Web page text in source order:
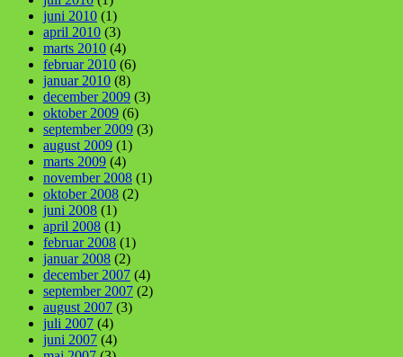
juni 2010 (1)
april 2010 (3)
marts 2010 (4)
februar 2010 (6)
januar 2010 (8)
december 2009 (3)
oktober 2009 (6)
september 2009 (3)
august 2009 (1)
marts 2009 (4)
november 2008 (1)
oktober 2008 (2)
juni 2008 (1)
april 2008 (1)
februar 2008 (1)
januar 2008 (2)
december 2007 (4)
september 2007 (2)
august 2007 (3)
juli 2007 (4)
juni 2007 (4)